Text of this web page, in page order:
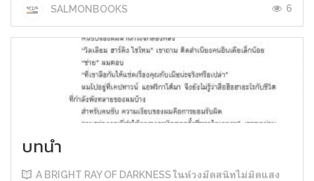
SALMONBOOKS 6
บทนำ
A BRIGHT RAY OF DARKNESS ในห้วงมืดสนิทไม่มิดแสง